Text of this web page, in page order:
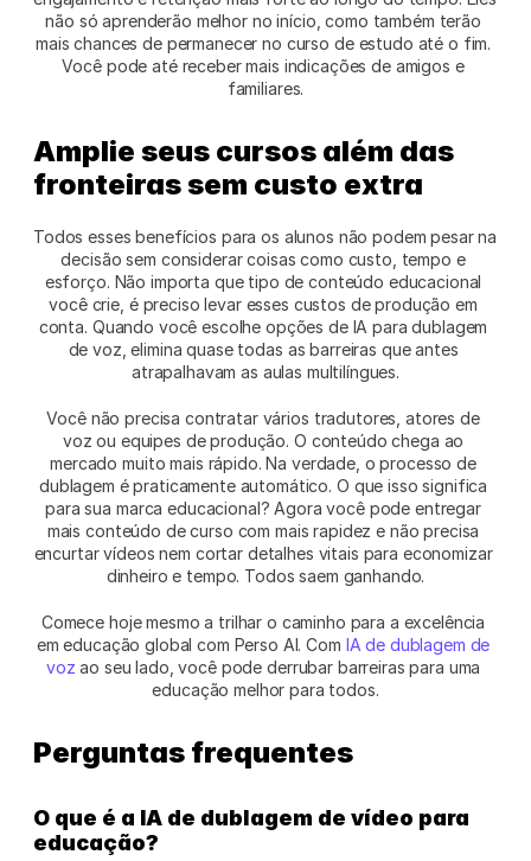
não só aprenderão melhor no início, como também terão
mais chances de permanecer no curso de estudo até o fim.
Você pode até receber mais indicações de amigos e
familiares.
Amplie seus cursos além das
fronteiras sem custo extra
Todos esses benefícios para os alunos não podem pesar na
decisão sem considerar coisas como custo, tempo e
esforço. Não importa que tipo de conteúdo educacional
você crie, é preciso levar esses custos de produção em
conta. Quando você escolhe opções de IA para dublagem
de voz, elimina quase todas as barreiras que antes
atrapalhavam as aulas multilíngues.
Você não precisa contratar vários tradutores, atores de
voz ou equipes de produção. O conteúdo chega ao
mercado muito mais rápido. Na verdade, o processo de
dublagem é praticamente automático. O que isso significa
para sua marca educacional? Agora você pode entregar
mais conteúdo de curso com mais rapidez e não precisa
encurtar vídeos nem cortar detalhes vitais para economizar
dinheiro e tempo. Todos saem ganhando.
Comece hoje mesmo a trilhar o caminho para a excelência
em educação global com Perso AI. Com IA de dublagem de
voz ao seu lado, você pode derrubar barreiras para uma
educação melhor para todos.
Perguntas frequentes
O que é a IA de dublagem de vídeo para
educação?